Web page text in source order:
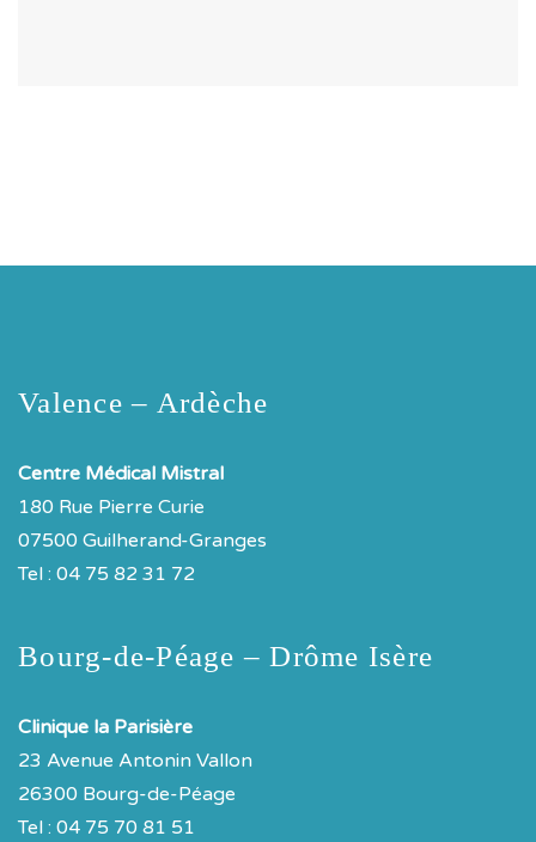
Valence – Ardèche
Centre Médical Mistral
180 Rue Pierre Curie
07500 Guilherand-Granges
Tel : 04 75 82 31 72
Bourg-de-Péage – Drôme Isère
Clinique la Parisière
23 Avenue Antonin Vallon
26300 Bourg-de-Péage
Tel : 04 75 70 81 51